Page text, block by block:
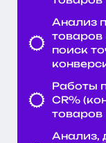
Анализ
товаров
поиск
Работы
CR%
товаров
Анализ,